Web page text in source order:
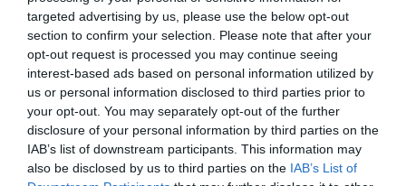
targeted advertising by us, please use the below opt-out
section to confirm your selection. Please note that after your
opt-out request is processed you may continue seeing
interest-based ads based on personal information utilized by
us or personal information disclosed to third parties prior to
your opt-out. You may separately opt-out of the further
disclosure of your personal information by third parties on the
IAB’s list of downstream participants. This information may
also be disclosed by us to third parties on the IAB’s List of
Διαχείριση Συγκατάθεσης
Για να παρέχουμε την καλύτερη εμπειρία, χρησιμοποιούμε τεχνολογίες όπως
cookies για την αποθήκευση ή/και την πρόσβαση σε πληροφορίες συσκευών.
Η συγκατάθεση για τις εν λόγω τεχνολογίες θα μας επιτρέψει να
επεξεργαστούμε δεδομένα προσωπικού χαρακτήρα, όπως συμπεριφορά